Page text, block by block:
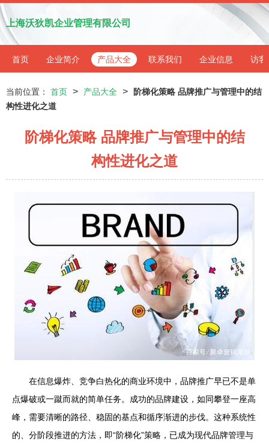
上海沃狄凯企业管理有限公司
首页 企业简介 产品大全 联系我们 企业信息 访客
当前位置： 首页 > 产品大全 >
阶梯化策略 品牌推广与管理中的结
构性进化之道
阶梯化策略 品牌推广与管理中的结
构性进化之道
在信息爆炸、竞争白热化的商业环境中，品牌推广早已不是单
点爆破或一蹴而就的简单任务。成功的品牌建设，如同攀登一座高
峰，需要清晰的路径、稳固的基点和循序渐进的步伐。这种系统性
的、分阶段推进的方法，即“阶梯化”策略，已成为现代品牌管理与